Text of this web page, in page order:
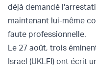
déjà demandé
maintenant lui-même
faute professionnelle.
Le 27 août, trois
Israel (UKLFI) ont écrit